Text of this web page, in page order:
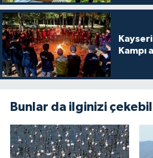
Kampı
Bunlar da ilginizi
Konya Müftülüğü
Kütahya Müftülüğü
Manisa Müftülüğü
Mardin Müftülüğü